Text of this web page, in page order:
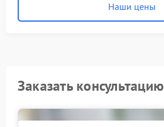
Наши цены
Заказать консультацию